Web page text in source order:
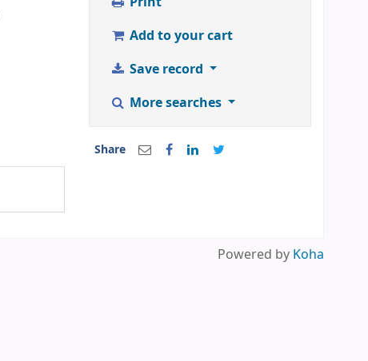
Add to your cart
Save record
More searches
Share
Powered by Koha